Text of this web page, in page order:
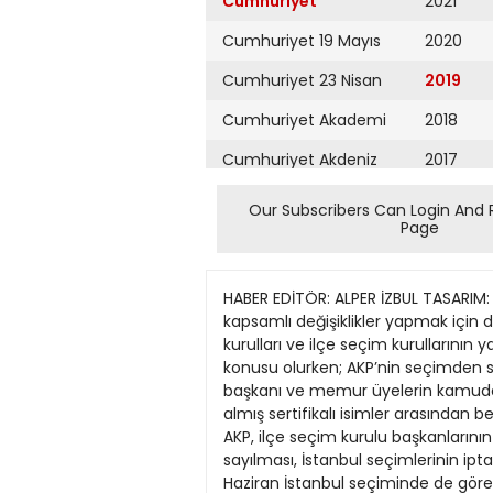
Cumhuriyet 19 Mayıs
Cumhuriyet 23 Nisan
Cumhuriyet Akademi
Cumhuriyet Akdeniz
Cumhuriyet Alışveriş
Cumhuriyet Ankara
Cumhuriyet Büyük
Taaruz
Cumhuriyet
Cumartesi
Cumhuriyet Çevre
2020
2019
2018
2017
2016
2015
2013
2012
2011
2010
2009
Our Subscribers Can Login And
Page
HABER EDİTÖR: ALPER İZBUL TASARIM: BAHADIR AKTAŞ 56 HAZİRAN 2019 PERŞEMBE ‘Sertifikalı’ başkan önerisiAKP, seçim mevzuatında kapsamlı değişiklikler yapmak için düğmeye basıyor Seçim mevzuatında değişiklik planlayan AKP’nin gündeminin birinci sırasında sandık kurulları ve ilçe seçim kurullarının yapısı bulunuyor. Yüksek Seçim Kurulu’nun (YSK), İstanbul seçimiyle ilgili verdiği son karar tartışma konusu olurken; AKP’nin seçimden sonra yapacağı kapsamlı yasa değişikliklerinin ba şında seçim mevzuatı geliyor. Sandık kurulu başkanı ve memur üyelerin kamudan atanmasını yeterli görmeyen AKP, başkanlaEMINE rın seçim mevzuatıyla ilgiKAPLAN li özel eğitim almış sertifikalı isimler arasından belirlenmesi üzerinde duruyor. Muhtarlık seçiminin de yerel seçimden ayrılması gerektiğini düşünen AKP, ilçe seçim kurulu başkanlarının o yerin “en kıdemli hâkimi” olması uygulamasını da kaldırmak istiyor. Mühürsüz oyların geçerli sayılması, İstanbul seçimlerinin iptali, son olarak haklarında suç duyurusunda bulunulmasına karar verilen ilçe seçim kurullarının, 23 Haziran İstanbul seçiminde de görevlerine devam etmesi başta olmak üzere, son dönemlerde aldığı kararlar nedeniyle YSK tartışmaların odağında yer alıyor. Yeni sistemle ilgili uyum yasalarının bir kısmını 24 Haziran seçimleri öncesinde çıkaran ancak kapsamlı değişiklikleri zaman darlığı nedeniyle erteleyen AKP, İstanbul seçimlerinin ardından seçim mezuatına el atmayı planlıyor. Milletvekili Seçim Yasası, Mahalli İdareler Seçimi Yasası, 298 sayılı Seçimlerin Temel Hükümleri Hakkında Yasa ve Cumhurbaşkanlığı Seçimi Yasası olmak üzere 4 ayrı yasada düzenlenen seçim mezuatını tek bir yasa çatısı altına toplamak isteyen AKP, son seçimlerde sandık kurulu başkanlarının belirlenmesi ve ilçe seçim kurullarının kararları üzerine yaşanan tartışmalar nedeniyle bu konulara ilişkin de düzenleme getirmeyi hedefliyor. Anayasa değişikliğinin ardından seçim mevzuatında yapılan dar kapsamlı uyum yasasında, ittifak düzenlemesiyle birlikte sandık kurulu başkanlarının kamu görevlisi olması başta olmak üzere tartışmalı hükümler getirilmişti. Ancak 31 Mart seçimlerinde bazı sandık kurulu başkanlarının kamu görevlisi yerine dışarıdan atandığı gerekçesiyle İstanbul seçiminin iptal edilmesi tartışmalara neden oldu. Sandık kurulu başkanları ve üyelerinin seçim öncesi aldıkları kısa eğitimin yeterli olmadığından hareket eden AKP, özellikle sandık kurulu başkanlarının daha donanımlı ve eğitimli olması için farklı formüller üzerinde duruyor. Bu formüllerden birini de başkanların seçim mevzuzatı konusunda özel eğitim almış sertifikalı isimler arasından belirlenmesi oluşturuyor. Eğitim kursu açılmıştı AKP yetkilileri, Adalet